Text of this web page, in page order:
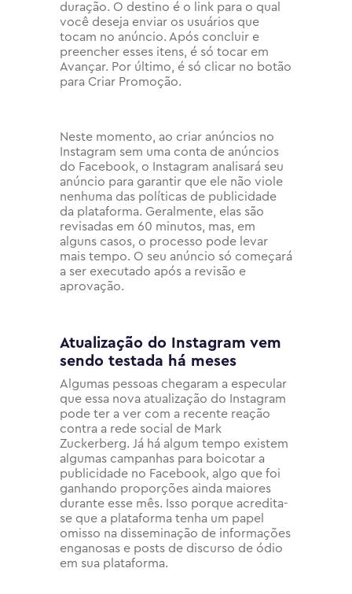
duração. O destino é o link para o qual
você deseja enviar os usuários que
tocam no anúncio. Após concluir e
preencher esses itens, é só tocar em
Avançar. Por último, é só clicar no botão
para Criar Promoção.
Neste momento, ao criar anúncios no
Instagram sem uma conta de anúncios
do Facebook, o Instagram analisará seu
anúncio para garantir que ele não viole
nenhuma das políticas de publicidade
da plataforma. Geralmente, elas são
revisadas em 60 minutos, mas, em
alguns casos, o processo pode levar
mais tempo. O seu anúncio só começará
a ser executado após a revisão e
aprovação.
Atualização do Instagram vem
sendo testada há meses
Algumas pessoas chegaram a especular
que essa nova atualização do Instagram
pode ter a ver com a recente reação
contra a rede social de Mark
Zuckerberg. Já há algum tempo existem
algumas campanhas para boicotar a
publicidade no Facebook, algo que foi
ganhando proporções ainda maiores
durante esse mês. Isso porque acredita-
se que a plataforma tenha um papel
omisso na disseminação de informações
enganosas e posts de discurso de ódio
em sua plataforma.